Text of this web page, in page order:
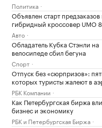
Политика
Объявлен старт предзаказов
гибридный кроссовер UMO 8
Авто
Обладатель Кубка Стэнли на
велосипеде сбил бегуна
Спорт
Отпуск без «сюрпризов»:
которых туристы жалеют в
РБК Компании
Как Петербургская биржа
бизнес и экономику
РБК и Петербургская Биржа